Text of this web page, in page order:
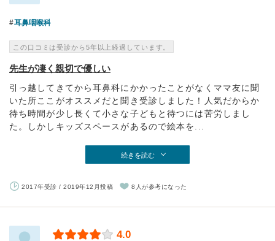
耳鼻咽喉科
この口コミは受診から5年以上経過しています。
先生が凄く親切で優しい
引っ越してきてから耳鼻科にかかったことがなくママ友に聞
いた所ここがオススメだと聞き受診しました！人気だからか
待ち時間が少し長くて小さな子どもと待つには苦労しまし
た。しかしキッズスペースがあるので絵本を...
続きを読む
2017年受診 / 2019年12月投稿 8人が参考になった
4.0